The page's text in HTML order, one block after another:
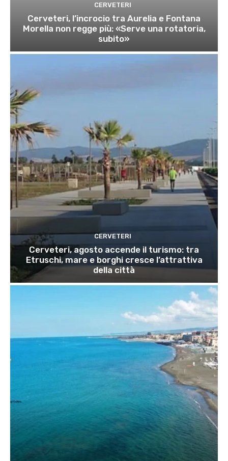
CERVETERI
Cerveteri, l’incrocio tra Aurelia e Fontana
Morella non regge più: «Serve una rotatoria,
subito»
CERVETERI
Cerveteri, agosto accende il turismo: tra
Etruschi, mare e borghi cresce l’attrattiva
della città